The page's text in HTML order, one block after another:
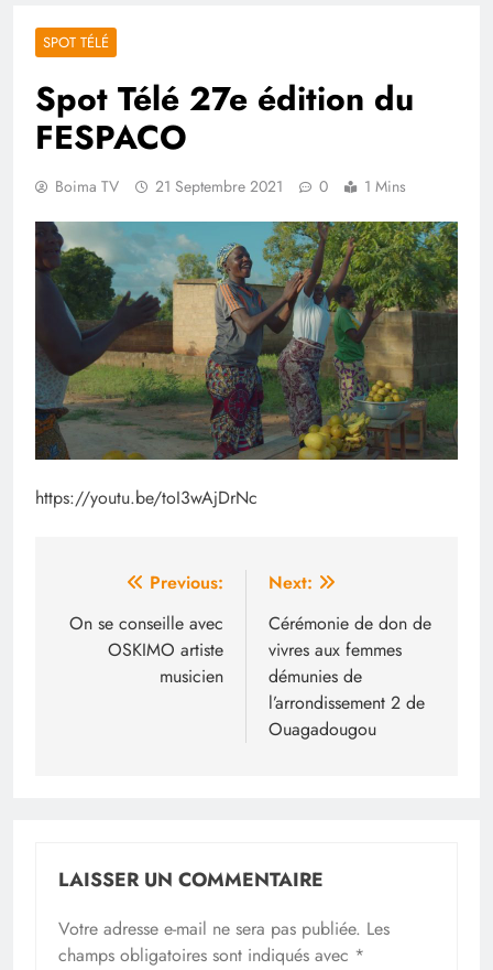
SPOT TÉLÉ
Spot Télé 27e édition du
FESPACO
Boima TV 21 Septembre 2021 0 1 Mins
https://youtu.be/toI3wAjDrNc
Navigation
de
l’article
Previous:
On se conseille avec
OSKIMO artiste
musicien
Next:
Cérémonie de don de
vivres aux femmes
démunies de
l’arrondissement 2 de
Ouagadougou
LAISSER UN COMMENTAIRE
Votre adresse e-mail ne sera pas publiée. Les
champs obligatoires sont indiqués avec *